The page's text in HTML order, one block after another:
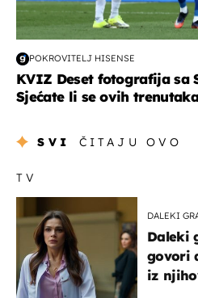
POKROVITELJ HISENSE
KVIZ Deset fotografija sa
Sjećate li se ovih
SVI ČITAJU OVO
TV
DALEKI
Daleki
govori
iz